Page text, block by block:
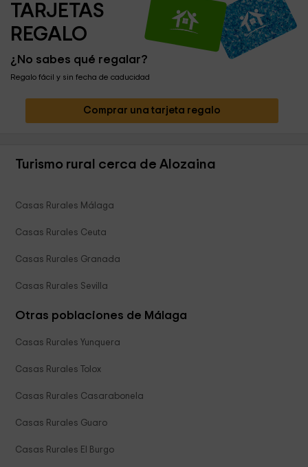
TARJETAS
REGALO
¿No sabes qué regalar?
Regalo fácil y sin fecha de caducidad
Comprar una tarjeta regalo
Turismo rural cerca de Alozaina
Casas Rurales Málaga
Casas Rurales Ceuta
Casas Rurales Granada
Casas Rurales Sevilla
Otras poblaciones de Málaga
Casas Rurales Yunquera
Casas Rurales Tolox
Casas Rurales Casarabonela
Casas Rurales Guaro
Casas Rurales El Burgo